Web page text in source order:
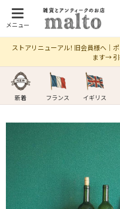
メニュー
ストアリニューアル！ 旧会員様へ｜
ます→ 引
新着 フランス イギリス